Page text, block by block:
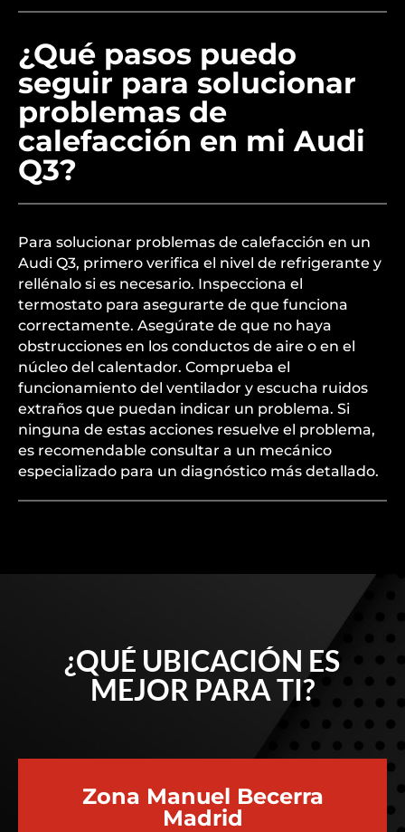
¿Qué pasos puedo
seguir para solucionar
problemas de
calefacción en mi Audi
Q3?
Para solucionar problemas de calefacción en un
Audi Q3, primero verifica el nivel de refrigerante y
rellénalo si es necesario. Inspecciona el
termostato para asegurarte de que funciona
correctamente. Asegúrate de que no haya
obstrucciones en los conductos de aire o en el
núcleo del calentador. Comprueba el
funcionamiento del ventilador y escucha ruidos
extraños que puedan indicar un problema. Si
ninguna de estas acciones resuelve el problema,
es recomendable consultar a un mecánico
especializado para un diagnóstico más detallado.
¿QUÉ UBICACIÓN ES
MEJOR PARA TI?
Zona Manuel Becerra
Madrid